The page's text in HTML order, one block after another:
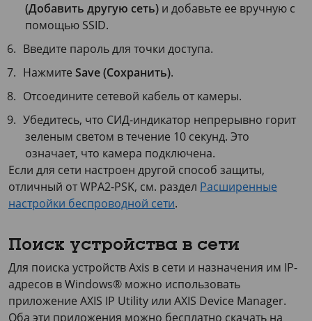
(Добавить другую сеть) и добавьте ее вручную с
помощью SSID.
Введите пароль для точки доступа.
НажмитеSave (Сохранить).
Отсоедините сетевой кабель от камеры.
Убедитесь, что СИД-индикатор непрерывно горит
зеленым светом в течение 10 секунд. Это
означает, что камера подключена.
Если для сети настроен другой способ защиты,
отличный от WPA2-PSK, см. раздел Расширенные
настройки беспроводной сети.
Поиск устройства в сети
Для поиска устройств Axis в сети и назначения им IP-
адресов в Windows® можно использовать
приложение AXIS IP Utility или AXIS Device Manager.
Оба эти приложения можно бесплатно скачать на